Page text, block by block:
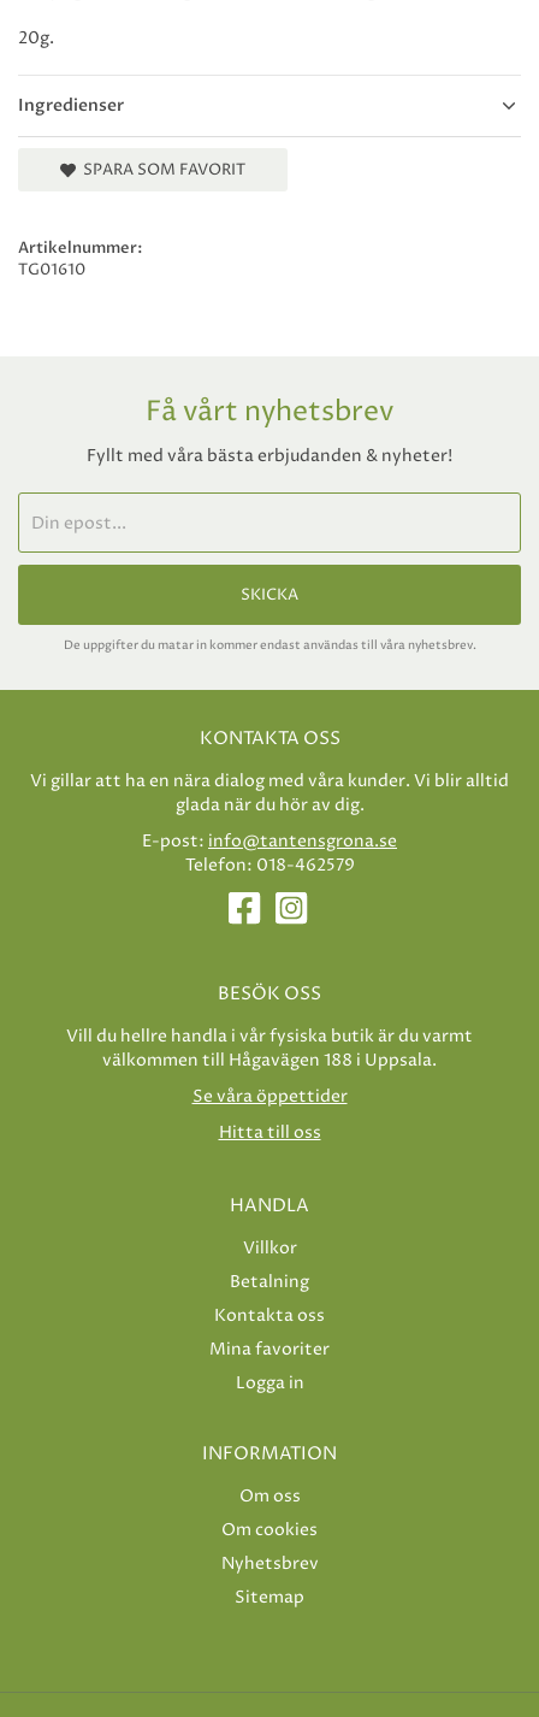
Ingredienser
20g.
SPARA SOM FAVORIT
Artikelnummer:
TG01610
Få vårt nyhetsbrev
Fyllt med våra bästa erbjudanden & nyheter!
SKICKA
De uppgifter du matar in kommer endast användas till våra nyhetsbrev.
KONTAKTA OSS
Vi gillar att ha en nära dialog med våra kunder. Vi blir alltid
glada när du hör av dig.
E-post: info@tantensgrona.se
Telefon: 018-462579
BESÖK OSS
Vill du hellre handla i vår fysiska butik är du varmt
välkommen till Hågavägen 188 i Uppsala.
Se våra öppettider
Hitta till oss
HANDLA
Villkor
Betalning
Kontakta oss
Mina favoriter
Logga in
INFORMATION
Om oss
Om cookies
Nyhetsbrev
Sitemap